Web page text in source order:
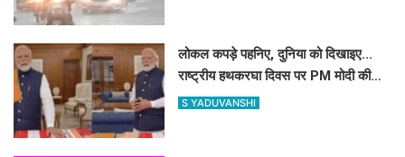
लोकल कपड़े पहनिए, दुनिया को दिखाइए...
राष्ट्रीय हथकरघा दिवस पर PM मोदी की
खास अपील- क्या आपने शेयर किया अपना
S YADUVANSHI